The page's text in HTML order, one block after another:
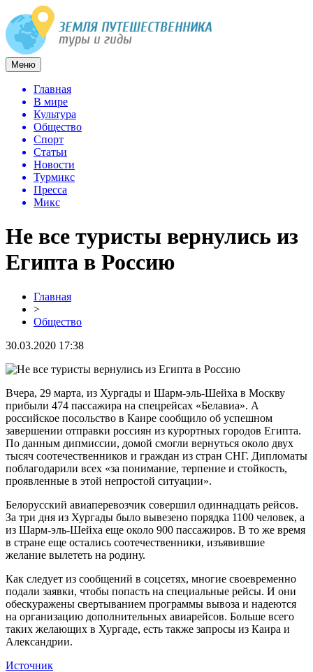
Меню
Главная
В мире
Культура
Общество
Спорт
Статьи
Новости
Турмикс
Пресса
Микс
Не все туристы вернулись из
Египта в Россию
Главная
>
Общество
30.03.2020 17:38
Вчера, 29 марта, из Хургады и Шарм-эль-Шейха в Москву
прибыли 474 пассажира на спецрейсах «Белавиа». А
российское посольство в Каире сообщило об успешном
завершении отправки россиян из курортных городов Египта.
По данным дипмиссии, домой смогли вернуться около двух
тысяч соотечественников и граждан из стран СНГ. Дипломаты
поблагодарили всех «за понимание, терпение и стойкость,
проявленные в этой непростой ситуации».
Белорусский авиаперевозчик совершил одиннадцать рейсов.
За три дня из Хургады было вывезено порядка 1100 человек, а
из Шарм-эль-Шейха еще около 900 пассажиров. В то же время
в стране еще остались соотечественники, изъявившие
желание вылететь на родину.
Как следует из сообщений в соцсетях, многие своевременно
подали заявки, чтобы попасть на специальные рейсы. И они
обескуражены свертыванием программы вывоза и надеются
на организацию дополнительных авиарейсов. Больше всего
таких желающих в Хургаде, есть также запросы из Каира и
Александрии.
Источник